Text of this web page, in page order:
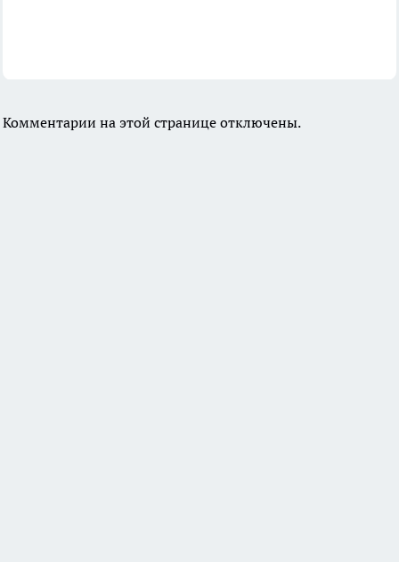
Комментарии на этой странице отключены.